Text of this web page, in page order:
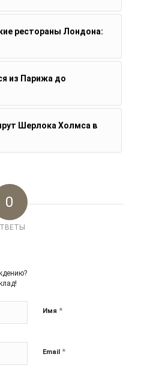
рестораны Лондона:
из Парижа до
Шерлока Холмса в
0
Имя *
Email *